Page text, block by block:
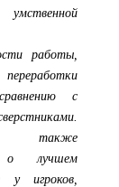
работы,
с
также
о лучшем
у игроков,